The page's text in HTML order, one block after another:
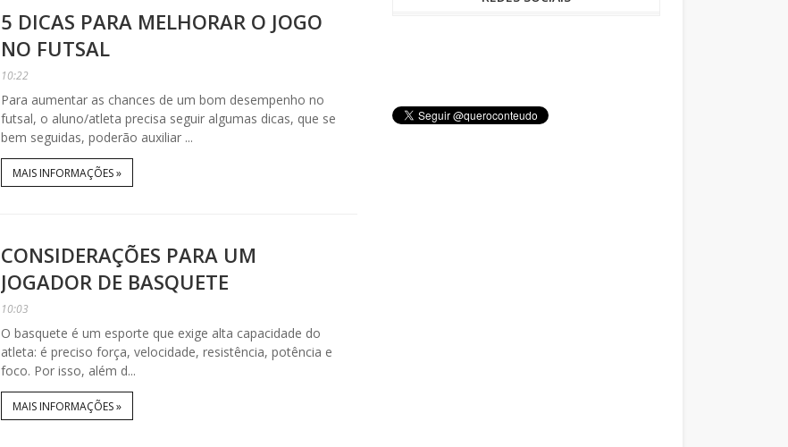
5 DICAS PARA MELHORAR O JOGO
NO FUTSAL
10:22
Para aumentar as chances de um bom desempenho no
futsal, o aluno/atleta precisa seguir algumas dicas, que se
bem seguidas, poderão auxiliar ...
MAIS INFORMAÇÕES »
CONSIDERAÇÕES PARA UM
JOGADOR DE BASQUETE
10:03
O basquete é um esporte que exige alta capacidade do
atleta: é preciso força, velocidade, resistência, potência e
foco. Por isso, além d...
MAIS INFORMAÇÕES »